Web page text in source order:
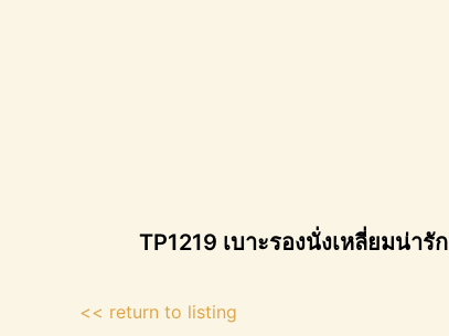
TP1219 เบาะรองนั่งเหลี่ยมน่ารัก
<< return to listing